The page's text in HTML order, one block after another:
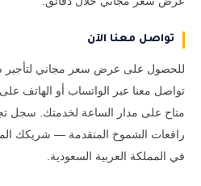
تواصل معنا الآن
للحصول على عرض سعر مجاني لتأجير
رافعات الشموخ المتقدمة — شريكك
في المملكة العربية السعودية.